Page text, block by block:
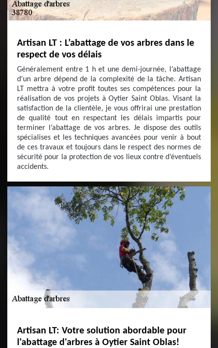
Artisan LT : L’abattage de vos arbres dans le
respect de vos délais
Généralement entre 1 h et une demi-journée, l’abattage
d’un arbre dépend de la complexité de la tâche. Artisan
LT mettra à votre profit toutes ses compétences pour la
réalisation de vos projets à Oytier Saint Oblas. Visant la
satisfaction de la clientèle, je vous offrirai une prestation
de qualité tout en respectant les délais impartis pour
terminer l’abattage de vos arbres. Je dispose des outils
spécialises et les techniques avancées pour venir à bout
de ces travaux et toujours dans le respect des normes de
sécurité pour la protection de vos lieux contre d’éventuels
accidents.
Artisan LT: Votre solution abordable pour
l'abattage d'arbres à Oytier Saint Oblas!